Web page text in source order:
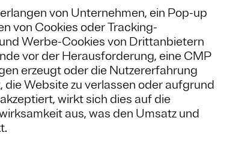
von Unternehmen, ein Pop-up
von Cookies oder Tracking-
Werbe-Cookies von Drittanbietern
vor der Herausforderung, eine CMP
erzeugt oder die Nutzererfahrung
Website zu verlassen oder aufgrund
wirkt sich dies auf die
aus, was den Umsatz und